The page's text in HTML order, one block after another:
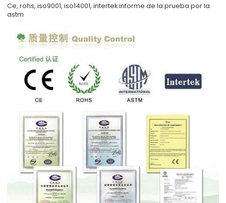
Ce, rohs, iso9001, iso14001, intertek informe de la prueba por la
astm